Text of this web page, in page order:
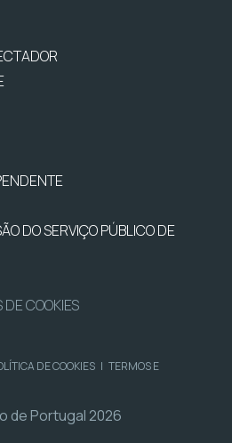
DO SERVIÇO PÚBLICO DE
COOKIES
DE COOKIES | TERMOS E
de Portugal 2026